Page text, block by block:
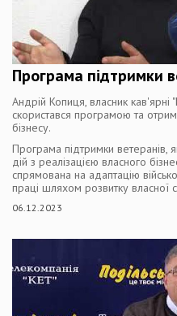
Програма підтримки
Андрій Копиця, власник кав'ярні
скористався програмою та
бізнесу.
Програма підтримки ветеранів,
дій з реалізацією власного
спрямована на адаптацію
праці шляхом розвитку власної
06.12.2023